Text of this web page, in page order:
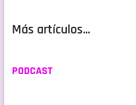
Más artículos...
PODCAST